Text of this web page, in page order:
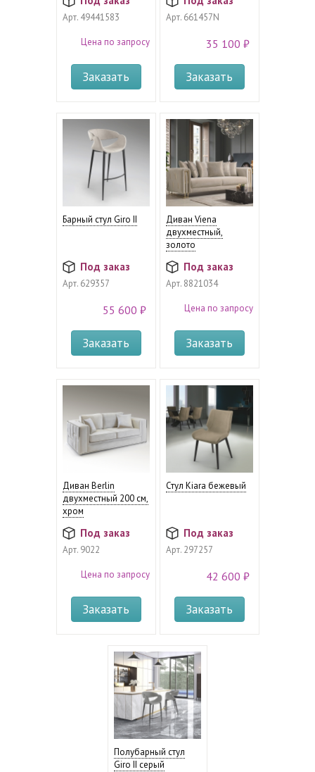
Арт.49441583
Цена по запросу
Заказать
Арт.661457N
35 100 ₽
Заказать
Барный стул Giro II
Под заказ
Арт.629357
55 600 ₽
Заказать
Диван Viena
двухместный,
золото
Под заказ
Арт.8821034
Цена по запросу
Заказать
Диван Berlin
двухместный 200 см,
хром
Под заказ
Арт.9022
Цена по запросу
Заказать
Стул Kiara бежевый
Под заказ
Арт.297257
42 600 ₽
Заказать
Полубарный стул
Giro II серый